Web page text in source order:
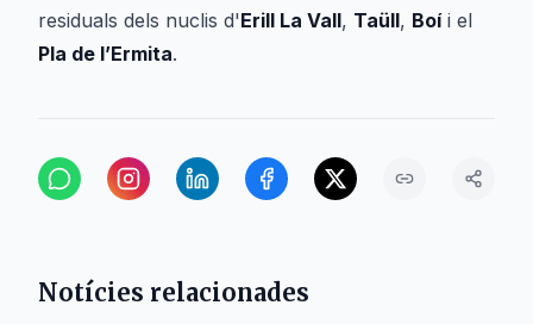
residuals dels nuclis d'Erill La Vall, Taüll, Boíi el
Pla de l’Ermita.
Notícies relacionades